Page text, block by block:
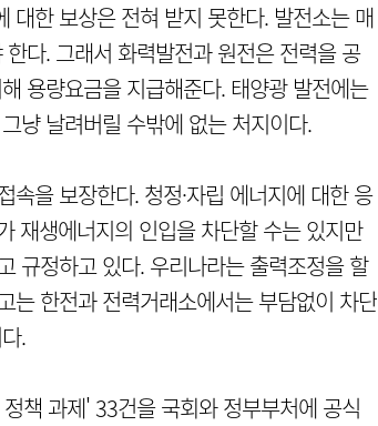
대한 보상은 전혀 받지 못한다. 발전소는 매
다. 그래서 화력발전과 원전은 전력을 공
용량요금을 지급해준다. 태양광 발전에는
냥 날려버릴 수밖에 없는 처지이다.
을 보장한다. 청정·자립 에너지에 대한 응
재생에너지의 인입을 차단할 수는 있지만
규정하고 있다. 우리나라는 출력조정을 할
는 한전과 전력거래소에서는 부담없이 차단
.
책 과제' 33건을 국회와 정부부처에 공식